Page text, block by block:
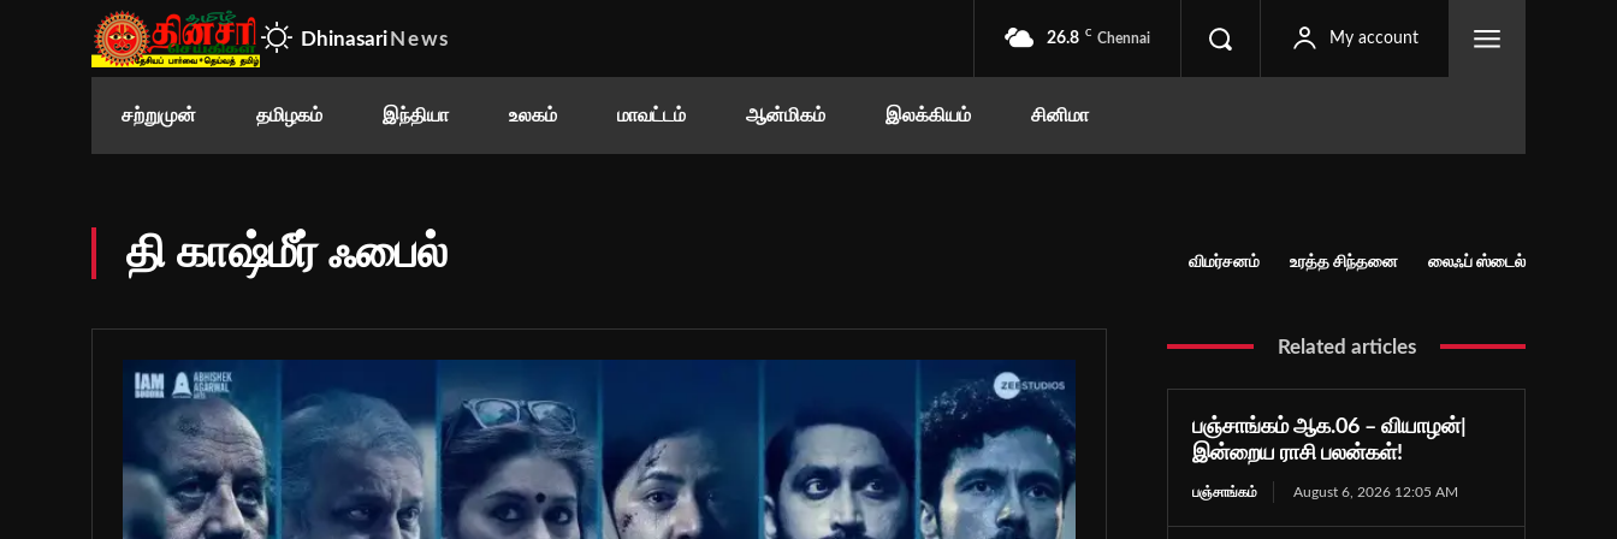
Dhinasari News 26.8 C Chennai My account
சற்றுமுன் தமிழகம் இந்தியா உலகம் மாவட்டம் ஆன்மிகம் இலக்கியம் சினிமா
தி காஷ்மீர் ஃபைல் விமர்சனம் உரத்த சிந்தனை லைஃப் ஸ்டைல்
Related articles
பஞ்சாங்கம் ஆக.06 – வியாழன்|
இன்றைய ராசி பலன்கள்!
பஞ்சாங்கம் August 6, 2026 12:05 AM